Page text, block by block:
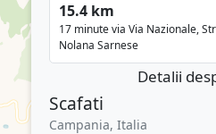
15.4 km
17 minute via Via Nazionale,
Nolana Sarnese
Detalii
Scafati
Campania, Italia